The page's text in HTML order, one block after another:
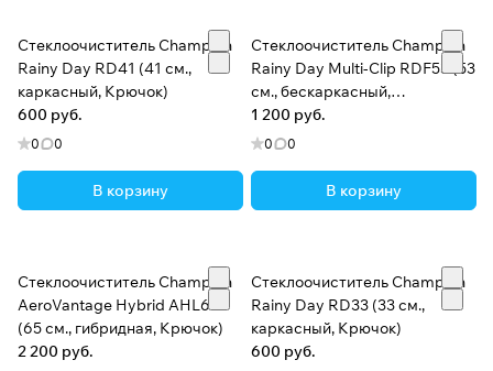
Стеклоочиститель Champion
Rainy Day RD41 (41 см.,
каркасный, Крючок)
600 руб.
0 0
В корзину
Стеклоочиститель Champion
Rainy Day Multi-Clip RDF53 (53
см., бескаркасный,
Универсальный)
1 200 руб.
0 0
В корзину
Стеклоочиститель Champion
AeroVantage Hybrid AHL65
(65 см., гибридная, Крючок)
2 200 руб.
Стеклоочиститель Champion
Rainy Day RD33 (33 см.,
каркасный, Крючок)
600 руб.